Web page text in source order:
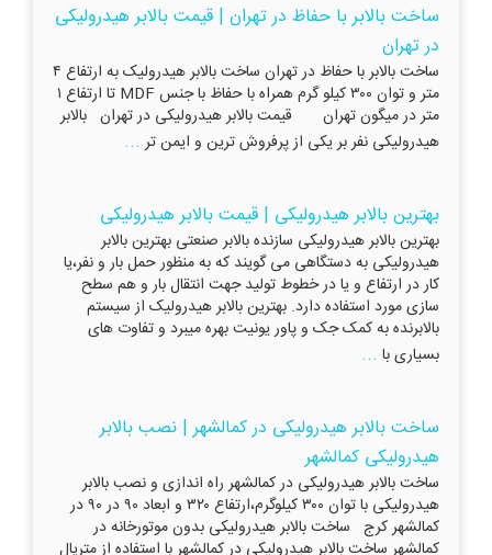
ساخت بالابر با حفاظ در تهران | قیمت بالابر هیدرولیکی
در تهران
ساخت بالابر با حفاظ در تهران ساخت بالابر هیدرولیک به ارتفاع ۴
متر و توان ۳۰۰ کیلو گرم همراه با حفاظ با جنس MDF تا ارتفاع ۱
متر در میگون تهران قیمت بالابر هیدرولیکی در تهران بالابر
هیدرولیکی نفر بر یکی از پرفروش‌ ترین و ایمن تر ...
بهترین بالابر هیدرولیکی | قیمت بالابر هیدرولیکی
بهترین بالابر هیدرولیکی سازنده بالابر صنعتی بهترین بالابر
هیدرولیکی به دستگاهی می گویند که به منظور حمل بار و نفر،یا
کار در ارتفاع و یا در خطوط تولید جهت انتقال بار و هم سطح
سازی مورد استفاده دارد. بهترین بالابر هیدرولیک از سیستم
بالابرنده به کمک جک و پاور یونیت بهره میبرد و تفاوت های
بسیاری با ...
ساخت بالابر هیدرولیکی در کمالشهر | نصب بالابر
هیدرولیکی کمالشهر
ساخت بالابر هیدرولیکی در کمالشهر راه اندازی و نصب بالابر
هیدرولیکی با توان ۳۰۰ کیلوگرم،ارتفاع ۳۲۰ و ابعاد ۹۰ در ۹۰ در
کمالشهر کرج ساخت بالابر هیدرولیکی بدون موتورخانه در
کمالشهر ساخت بالابر هیدرولیکی در کمالشهر با استفاده از متریال